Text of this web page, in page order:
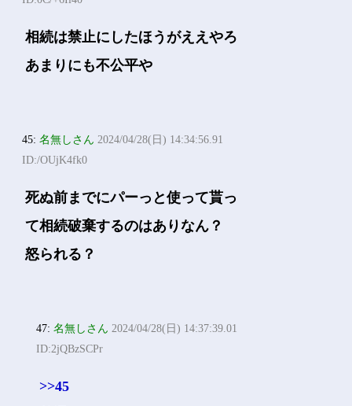
相続は禁止にしたほうがええやろ
あまりにも不公平や
45:名無しさん 2024/04/28(日) 14:34:56.91
ID:/OUjK4fk0
死ぬ前までにパーっと使って貰っ
て相続破棄するのはありなん？
怒られる？
47:名無しさん 2024/04/28(日) 14:37:39.01
ID:2jQBzSCPr
>>45